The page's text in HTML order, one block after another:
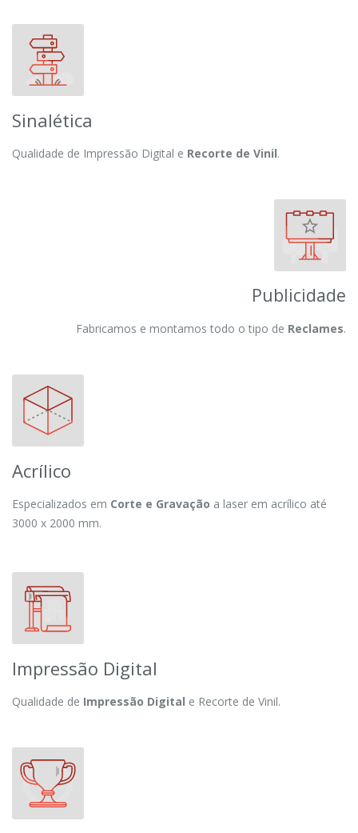
Sinalética
Qualidade de Impressão Digital e Recorte de Vinil.
Publicidade
Fabricamos e montamos todo o tipo de Reclames.
Acrílico
Especializados em Corte e Gravação a laser em acrílico até
3000 x 2000 mm.
Impressão Digital
Qualidade de Impressão Digital e Recorte de Vinil.